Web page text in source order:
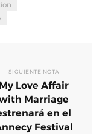
SIGUIENTE NOTA
My Love Affair
Marriage
en el
Festival